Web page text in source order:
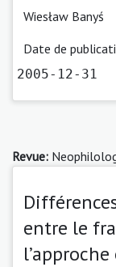
Wiesław Banyś
Date de
2005-12-31
Revue:
entre le